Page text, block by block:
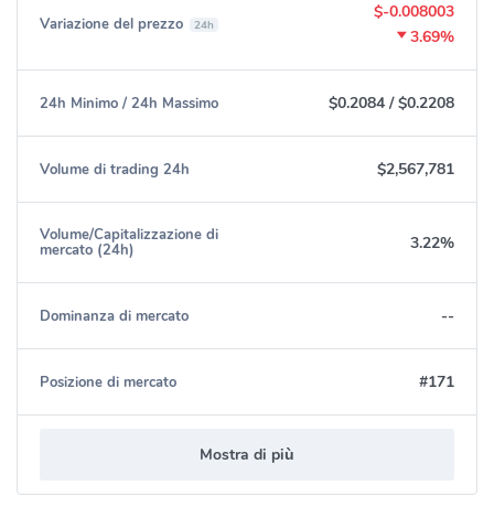
Variazione del prezzo 24h
$-0.008003
3.69%
24h Minimo / 24h Massimo $0.2084 /$0.2208
Volume di trading 24h $2,567,781
Volume/Capitalizzazione di
mercato (24h) 3.22%
Dominanza di mercato --
Posizione di mercato #171
Mostra di più